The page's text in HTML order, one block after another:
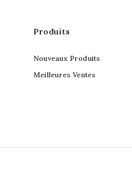
Produits
Nouveaux Produits
Meilleures Ventes